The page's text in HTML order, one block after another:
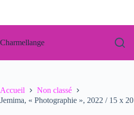
Charmellange
Accueil
Non classé
Jemima, « Photographie », 2022 / 15 x 20